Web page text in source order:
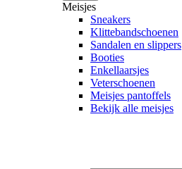
Meisjes
Sneakers
Klittebandschoenen
Sandalen en slippers
Booties
Enkellaarsjes
Veterschoenen
Meisjes pantoffels
Bekijk alle meisjes